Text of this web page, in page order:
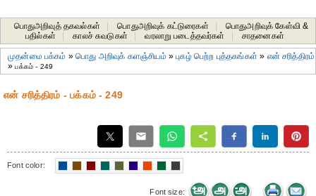
பொதுஅறிவுத் தகவல்கள் பொதுஅறிவுக் கட்டுரைகள்
பொதுஅறிவுக் கேள்வி &
பதில்கள்
காலச் சுவடுகள் வரலாறு படைத்தவர்கள் சாதனைகள்‎
முதன்மை பக்கம் »பொது அறிவுக் களஞ்சியம் »புகழ் பெற்ற புத்தகங்கள் » என் சரித்திரம்
»பக்கம் - 249
என் சரித்திரம் - பக்கம் - 249
Font color:
Font size: